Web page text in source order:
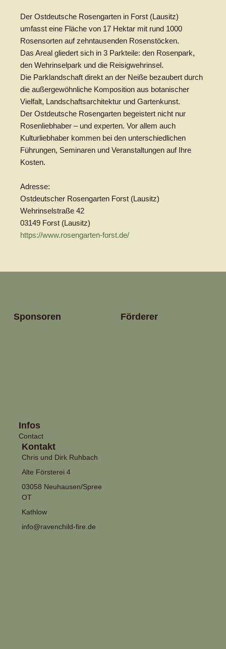
Der Ostdeutsche Rosengarten in Forst (Lausitz)
umfasst eine Fläche von 17 Hektar mit rund 1000
Rosensorten auf zehntausenden Rosenstöcken.
Das Areal gliedert sich in 3 Parkteile: den Rosenpark,
den Wehrinselpark und die Reisigwehrinsel.
Die Parklandschaft direkt an der Neiße bezaubert durch
die außergewöhnliche Komposition aus botanischer
Vielfalt, Landschaftsarchitektur und Gartenkunst.
Der Ostdeutsche Rosengarten begeistert nicht nur
Rosenliebhaber – und experten. Vor allem auch
Kulturliebhaber kommen bei den unterschiedlichen
Führungen, Seminaren und Veranstaltungen auf Ihre
Kosten.
Adresse:
Ostdeutscher Rosengarten Forst (Lausitz)
Wehrinselstraße 42
03149 Forst (Lausitz)
https://www.rosengarten-forst.de/
Sponsoren Förderer
Infos
Contact
Kontakt
Chris und Dirk Ruhbach
Alte Försterei 4
03058 Neuhausen/Spree
OT
Kathlow
info@ravenchild-fire.de